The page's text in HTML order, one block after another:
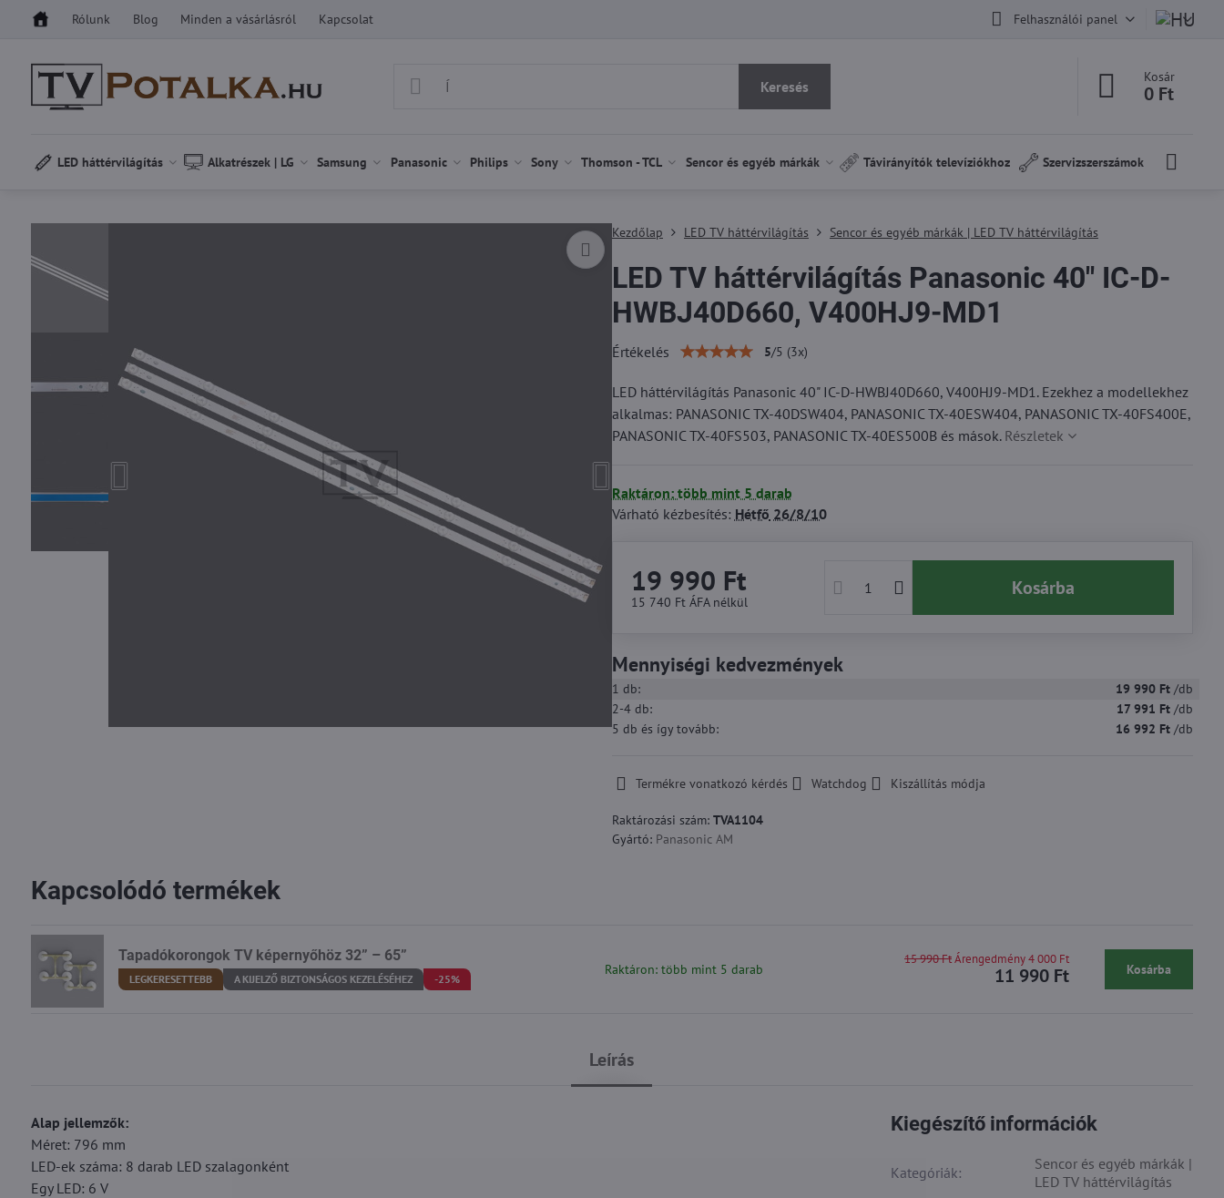
Rólunk Blog Minden a vásárlásról Kapcsolat Felhasználói panel
Keresés
Kosár
0 Ft
LED háttérvilágítás Alkatrészek | LG Samsung Panasonic Philips Sony Thomson - TCL Sencor és egyéb márkák Távirányítók televíziókhoz Szervizszerszámok
Kezdőlap LED TV háttérvilágítás Sencor és egyéb márkák | LED TV háttérvilágítás
LED TV háttérvilágítás Panasonic 40" IC-D-
HWBJ40D660, V400HJ9-MD1
Értékelés 5/5 (3x)
LED háttérvilágítás Panasonic 40" IC-D-HWBJ40D660, V400HJ9-MD1. Ezekhez a modellekhez
alkalmas: PANASONIC TX-40DSW404, PANASONIC TX-40ESW404, PANASONIC TX-40FS400E,
PANASONIC TX-40FS503, PANASONIC TX-40ES500B és mások. Részletek
Raktáron: több mint 5 darab
Várható kézbesítés: Hétfő 26/8/10
19 990 Ft
15 740 Ft ÁFA nélkül
Kosárba
Mennyiségi kedvezmények
1 db: 19 990 Ft /db
2-4db: 17 991 Ft /db
5 db és így tovább: 16 992 Ft /db
Termékre vonatkozó kérdés Watchdog Kiszállítás módja
Raktározási szám: TVA1104
Gyártó: Panasonic AM
Leírás
Alap jellemzők:
Méret: 796 mm
LED-ek száma: 8 darab LED szalagonként
Egy LED: 6 V
Kiegészítő információk
Kategóriák:
Sencor és egyéb márkák |
LED TV háttérvilágítás
Kapcsolódó termékek
Tapadókorongok TV képernyőhöz 32” – 65”
LEGKERESETTEBB A KIJELZŐ BIZTONSÁGOS KEZELÉSÉHEZ -25%
Raktáron: több mint 5 darab 11 990 Ft
15 990 Ft Árengedmény 4 000 Ft
Kosárba